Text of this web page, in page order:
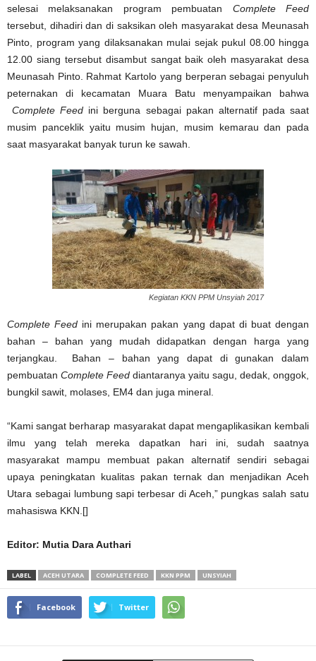
selesai melaksanakan program pembuatan Complete Feed
tersebut, dihadiri dan di saksikan oleh masyarakat desa Meunasah
Pinto, program yang dilaksanakan mulai sejak pukul 08.00 hingga
12.00 siang tersebut disambut sangat baik oleh masyarakat desa
Meunasah Pinto. Rahmat Kartolo yang berperan sebagai penyuluh
peternakan di kecamatan Muara Batu menyampaikan bahwa
Complete Feed ini berguna sebagai pakan alternatif pada saat
musim panceklik yaitu musim hujan, musim kemarau dan pada
saat masyarakat banyak turun ke sawah.
Kegiatan KKN PPM Unsyiah 2017
Complete Feed ini merupakan pakan yang dapat di buat dengan
bahan – bahan yang mudah didapatkan dengan harga yang
terjangkau. Bahan – bahan yang dapat di gunakan dalam
pembuatan Complete Feed diantaranya yaitu sagu, dedak, onggok,
bungkil sawit, molases, EM4 dan juga mineral.
“Kami sangat berharap masyarakat dapat mengaplikasikan kembali
ilmu yang telah mereka dapatkan hari ini, sudah saatnya
masyarakat mampu membuat pakan alternatif sendiri sebagai
upaya peningkatan kualitas pakan ternak dan menjadikan Aceh
Utara sebagai lumbung sapi terbesar di Aceh,” pungkas salah satu
mahasiswa KKN.[]
Editor: Mutia Dara Authari
LABEL ACEH UTARA COMPLETE FEED KKN PPM UNSYIAH
Facebook Twitter